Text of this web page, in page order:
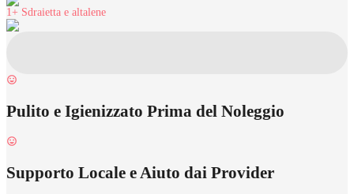
1+ Sdraietta e altalene
Pulito e Igienizzato Prima del Noleggio
Supporto Locale e Aiuto dai Provider